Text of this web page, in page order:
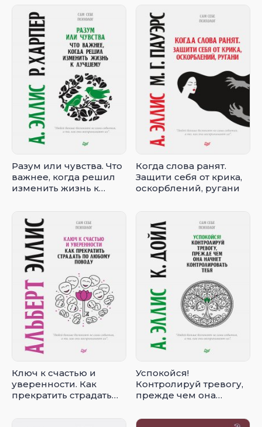
Разум или чувства. Что
важнее, когда решил
изменить жизнь к
Когда слова ранят.
Защити себя от крика,
оскорблений, ругани
Ключ к счастью и
уверенности. Как
прекратить страдать
Успокойся!
Контролируй тревогу,
прежде чем она
контролировать тебя